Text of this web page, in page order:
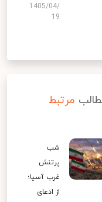
1405/04/
19
مرتبط
شب
پرتنش
غرب آسیا؛
از ادعای